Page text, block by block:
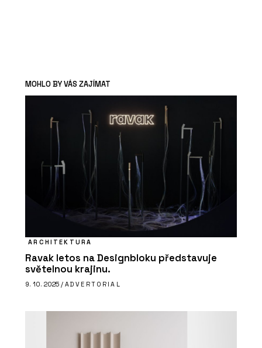
MOHLO BY VÁS ZAJÍMAT
ARCHITEKTURA
Ravak letos na Designbloku představuje
světelnou krajinu.
9. 10. 2025 / ADVERTORIAL